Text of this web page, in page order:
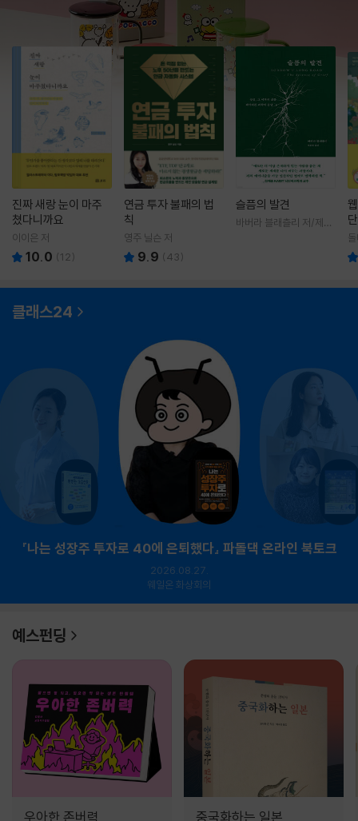
진짜 새랑 눈이 마주
쳤다니까요
이이은 저
10.0 (12)
연금 투자 불패의 법
칙
영주 닐슨 저
9.9 (43)
슬픔의 발견
바버라 블래츨리 저/제효
클래스24
『나는 성장주 투자로 40에 은퇴했다』 파돌댁 온라인 북토크
2026.08.27.
웨일온 화상회의
예스펀딩
우아한 존버력 중국화하는 일본